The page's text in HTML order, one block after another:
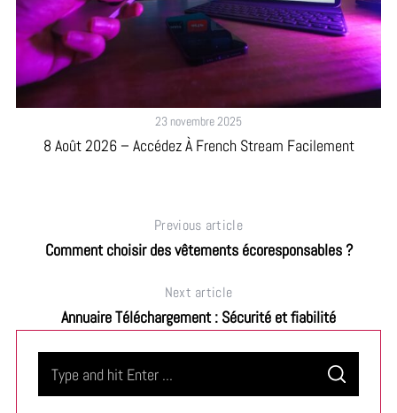
23 novembre 2025
8 Août 2026 – Accédez À French Stream Facilement
Previous article
Comment choisir des vêtements écoresponsables ?
Next article
Annuaire Téléchargement : Sécurité et fiabilité
S
A